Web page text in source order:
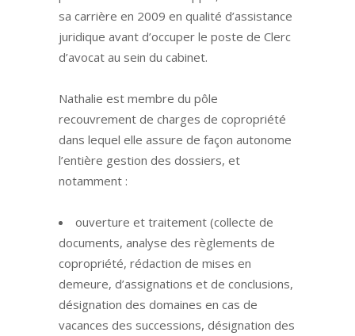
sa carrière en 2009 en qualité d’assistance
juridique avant d’occuper le poste de Clerc
d’avocat au sein du cabinet.
Nathalie est membre du pôle
recouvrement de charges de copropriété
dans lequel elle assure de façon autonome
l’entière gestion des dossiers, et
notamment :
ouverture et traitement (collecte de
documents, analyse des règlements de
copropriété, rédaction de mises en
demeure, d’assignations et de conclusions,
désignation des domaines en cas de
vacances des successions, désignation des